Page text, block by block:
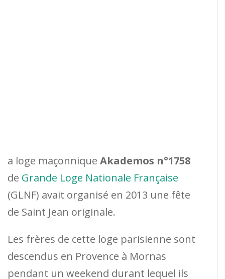
a loge maçonnique Akademos n°1758
de Grande Loge Nationale Française
(GLNF) avait organisé en 2013 une fête
de Saint Jean originale.
Les frères de cette loge parisienne sont
descendus en Provence à Mornas
pendant un weekend durant lequel ils